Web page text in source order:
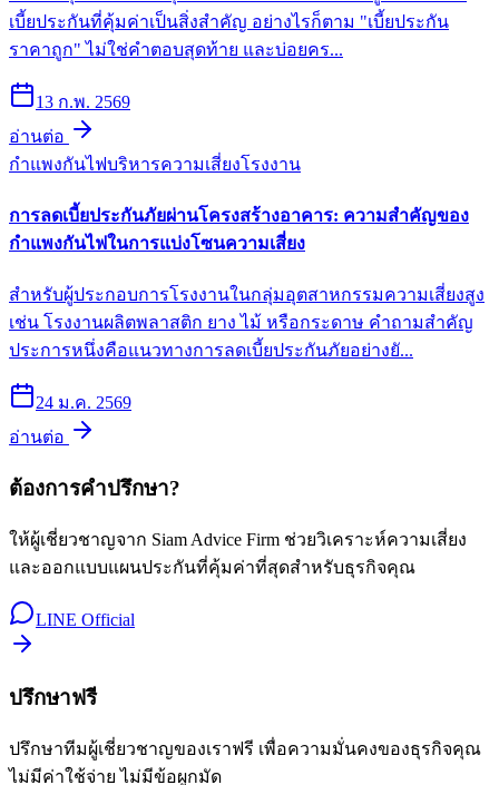
เบี้ยประกันที่คุ้มค่าเป็นสิ่งสำคัญ อย่างไรก็ตาม "เบี้ยประกัน
ราคาถูก" ไม่ใช่คำตอบสุดท้าย และบ่อยคร...
13 ก.พ. 2569
อ่านต่อ
กำแพงกันไฟบริหารความเสี่ยงโรงงาน
การลดเบี้ยประกันภัยผ่านโครงสร้างอาคาร: ความสำคัญของ
กำแพงกันไฟในการแบ่งโซนความเสี่ยง
สำหรับผู้ประกอบการโรงงานในกลุ่มอุตสาหกรรมความเสี่ยงสูง
เช่น โรงงานผลิตพลาสติก ยาง ไม้ หรือกระดาษ คำถามสำคัญ
ประการหนึ่งคือแนวทางการลดเบี้ยประกันภัยอย่างยั...
24 ม.ค. 2569
อ่านต่อ
ต้องการคำปรึกษา?
ให้ผู้เชี่ยวชาญจาก Siam Advice Firm ช่วยวิเคราะห์ความเสี่ยง
และออกแบบแผนประกันที่คุ้มค่าที่สุดสำหรับธุรกิจคุณ
LINE Official
ปรึกษาฟรี
ปรึกษาทีมผู้เชี่ยวชาญของเราฟรี เพื่อความมั่นคงของธุรกิจคุณ
ไม่มีค่าใช้จ่าย ไม่มีข้อผูกมัด